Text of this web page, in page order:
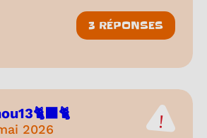
3 RÉPONSES
2026